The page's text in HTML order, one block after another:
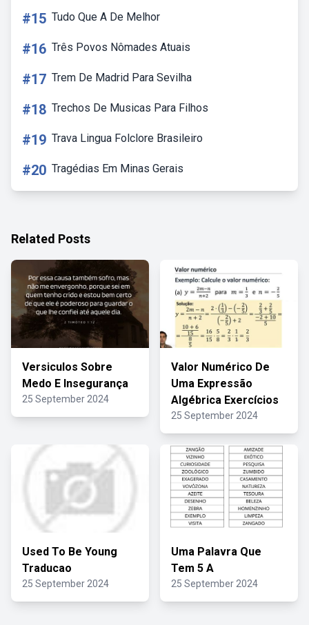
#15 Tudo Que A De Melhor
#16 Três Povos Nômades Atuais
#17 Trem De Madrid Para Sevilha
#18 Trechos De Musicas Para Filhos
#19 Trava Lingua Folclore Brasileiro
#20 Tragédias Em Minas Gerais
Related Posts
Versiculos Sobre
Medo E Insegurança
25 September 2024
Valor Numérico De
Uma Expressão
Algébrica Exercícios
25 September 2024
Used To Be Young
Traducao
25 September 2024
Uma Palavra Que
Tem 5 A
25 September 2024